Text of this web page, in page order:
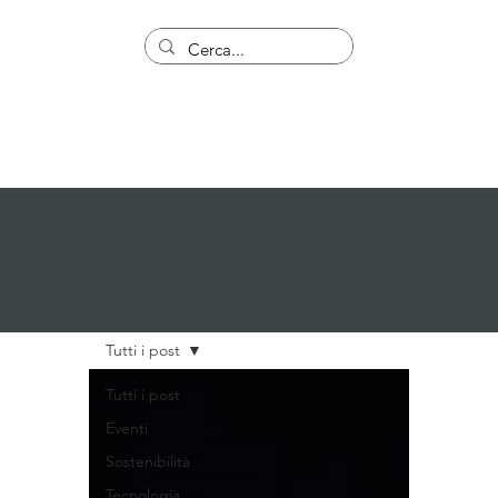
Tutti i post
Eventi
Sostenibilità
Tutti i post